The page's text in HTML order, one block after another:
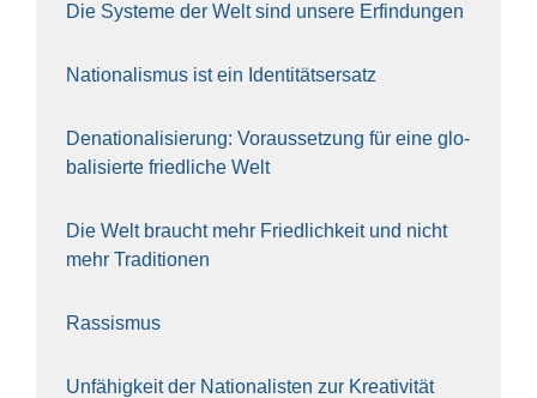
Die Sys­te­me der Welt sind unse­re Erfin­dun­gen
Natio­na­lis­mus ist ein Iden­ti­täts­er­satz
Dena­tio­na­li­sie­rung: Vor­aus­set­zung für eine glo­
ba­li­sier­te fried­li­che Welt
Die Welt braucht mehr Fried­lich­keit und nicht
mehr Tra­di­tio­nen
Ras­sis­mus
Unfä­hig­keit der Natio­na­lis­ten zur Krea­ti­vi­tät